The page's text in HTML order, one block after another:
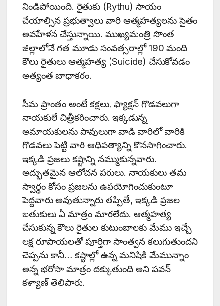
నిండిపోయింది. రైతుకు (Rythu) సాయం
చేయాల్సిన ప్రభుత్వాలు వారి ఆత్మహత్యలను సైతం
అవహేళన చేస్తున్నాయి. ముఖ్యమంత్రి సొంత
జిల్లాలోనే గత మూడు సంవత్సరాల్లో 190 మంది
కౌలు రైతులు ఆత్మహత్య (Suicide) చేసుకోవడం
అత్యంత బాధాకరం.
సీమ ప్రాంతం అంటే కక్షలు, ఫ్యాక్షన్ గొడవలుగా
నాయకులే చిత్రీకరించారు. ఇక్కడున్న
అమాయకులను పావులుగా వాడి వారిలో వారికి
గొడవలు పెట్టి వారి ఆధిపత్యాన్ని కొనసాగించారు.
ఇక్కడి ప్రజలు కష్టాన్ని నమ్ముకున్నవారు.
అద్భుతమైన ఆలోచన పరులు. నాయకులు తమ
స్వార్థం కోసం ప్రజలను ఉపయోగించుకుంటూ
పెద్దవారు అవుతున్నారు తప్పితే, ఇక్కడి ప్రజల
బతుకులు ఏ మాత్రం మారలేదు. ఆత్మహత్య
చేసుకున్న కౌలు రైతుల కుటుంబాలకు మేము ఇచ్చే
లక్ష రూపాయలతో పూర్తిగా సాంత్వన కలుగుతుందని
చెప్పను కానీ… కష్టాల్లో ఉన్న మనిషికి మేమున్నాం
అన్న భరోసా మాత్రం దక్కుతుంది అని పవన్
కళ్యాణ్ తెలిపారు.